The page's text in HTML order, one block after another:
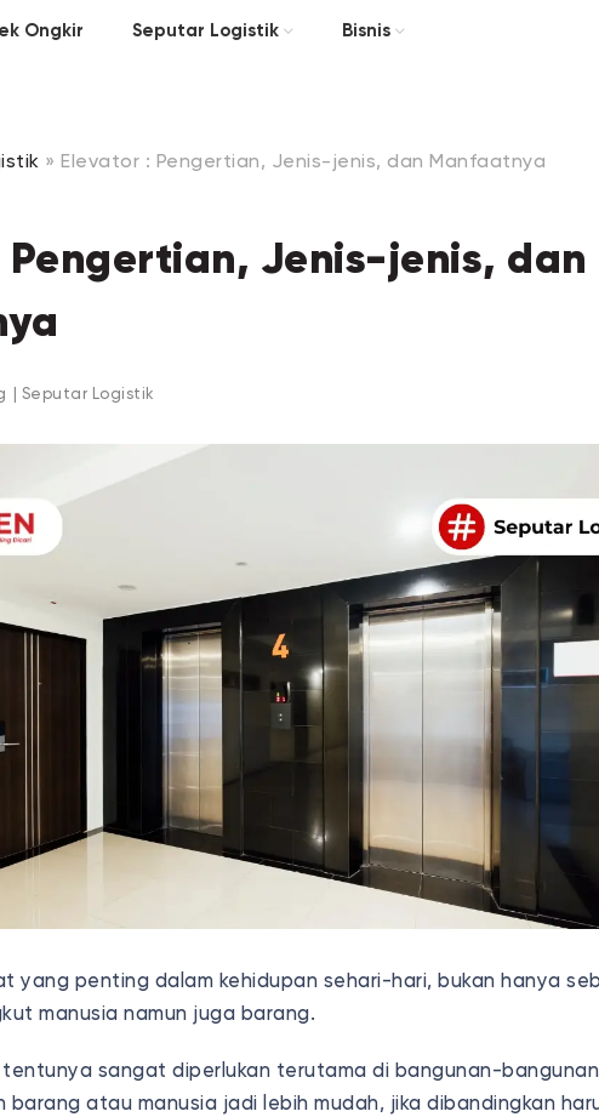
Ongkir Seputar Logistik Bisnis
» Elevator : Pengertian, Jenis-jenis, dan Manfaatnya
Pengertian, Jenis-jenis, dan
Seputar Logistik
yang penting dalam kehidupan sehari-hari, bukan hanya
manusia namun juga barang.
tentunya sangat diperlukan terutama di bangunan-
barang atau manusia jadi lebih mudah, jika dibandingkan